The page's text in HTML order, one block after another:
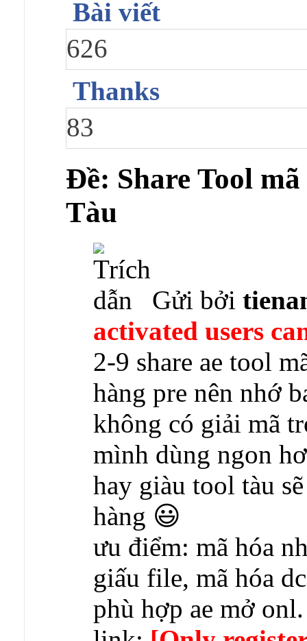
Bài viết
626
Thanks
83
Ðề: Share Tool
Tàu
Gửi bởi
activated users
2-9 share ae tool
hàng pre nên nhớ
không có giải mã
mình dùng ngon
hay giàu tool tàu
hàng 😃
ưu điểm: mã hóa
giấu file, mã hóa
phù hợp ae mở onl.